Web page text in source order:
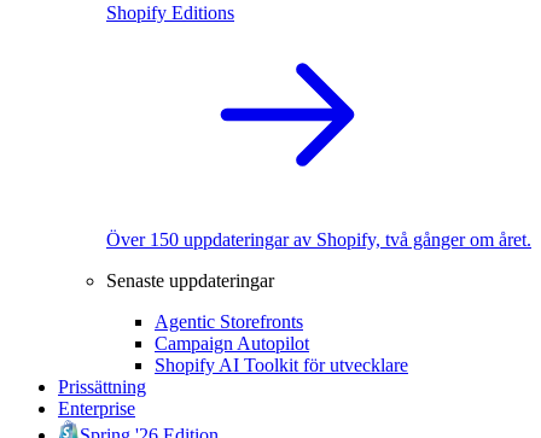
Shopify Editions
Över 150 uppdateringar av Shopify, två gånger om året.
Senaste uppdateringar
Agentic Storefronts
Campaign Autopilot
Shopify AI Toolkit för utvecklare
Prissättning
Enterprise